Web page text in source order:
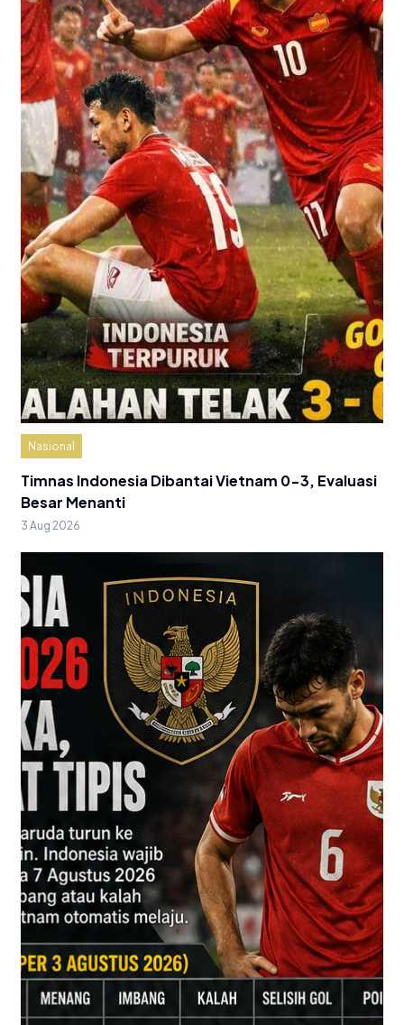
Nasional
Timnas Indonesia Dibantai Vietnam 0-3, Evaluasi
Besar Menanti
3 Aug 2026